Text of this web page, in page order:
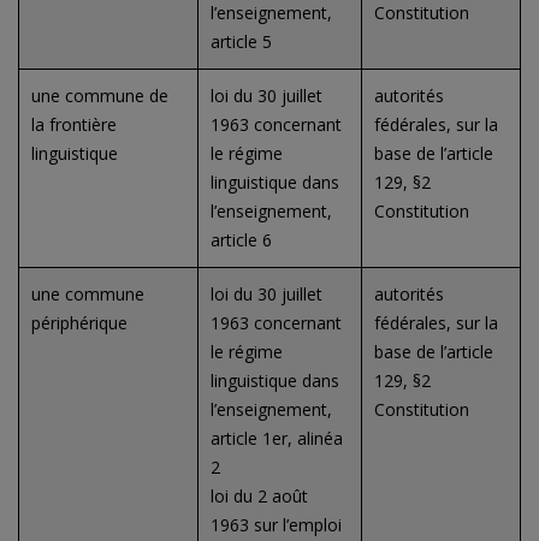
l’enseignement,
article 5
Constitution
une commune de
la frontière
linguistique
loi du 30 juillet
1963 concernant
le régime
linguistique dans
l’enseignement,
article 6
autorités
fédérales, sur la
base de l’article
129, §2
Constitution
une commune
périphérique
loi du 30 juillet
1963 concernant
le régime
linguistique dans
l’enseignement,
article 1er, alinéa
2
loi du 2 août
1963 sur l’emploi
autorités
fédérales, sur la
base de l’article
129, §2
Constitution